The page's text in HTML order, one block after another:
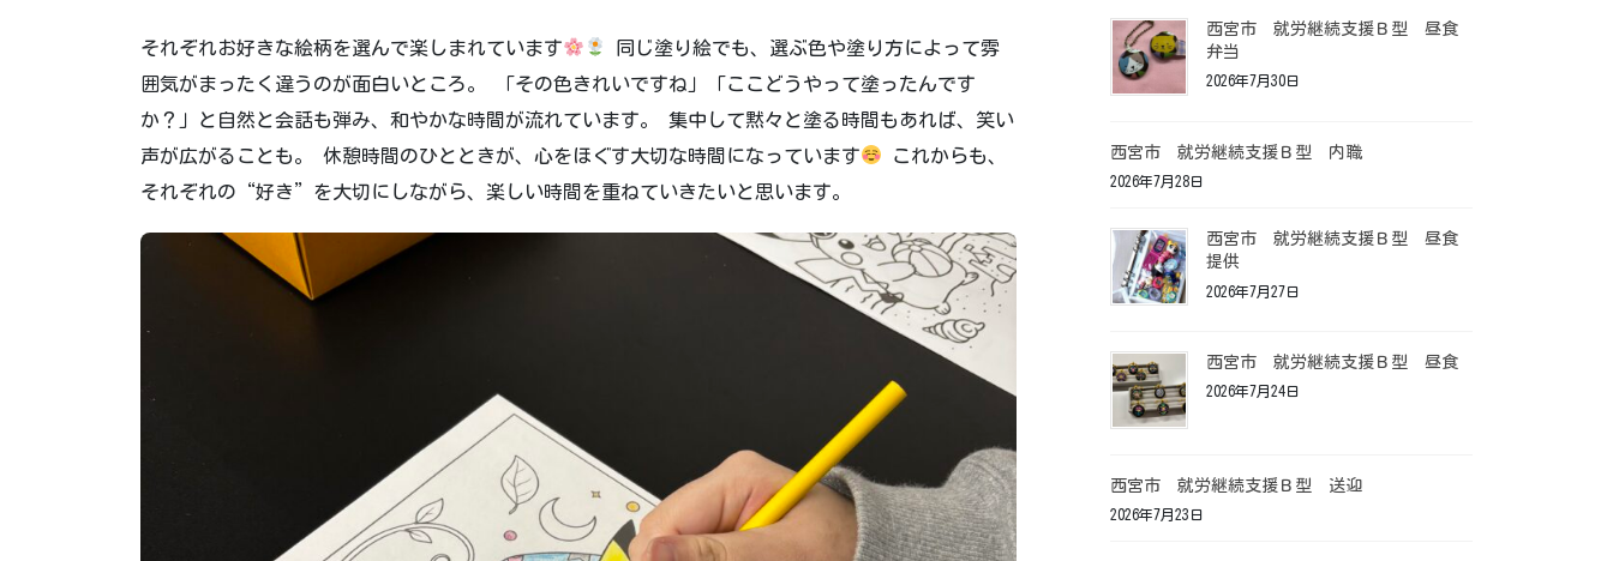
それぞれお好きな絵柄を選んで楽しまれています
同じ塗り絵でも、選ぶ色や塗り方によって雰
囲気がまったく違うのが面白いところ。 「その色きれいですね」「ここどうやって塗ったんです
か？」と自然と会話も弾み、和やかな時間が流れています。 集中して黙々と塗る時間もあれば、笑い
声が広がることも。 休憩時間のひとときが、心をほぐす大切な時間になっています
これからも、
それぞれの“好き”を大切にしながら、楽しい時間を重ねていきたいと思います。
西宮市 就労継続支援Ｂ型 昼食
弁当
2026年7月30日
西宮市 就労継続支援Ｂ型 内職
2026年7月28日
西宮市 就労継続支援Ｂ型 昼食
提供
2026年7月27日
西宮市 就労継続支援Ｂ型 昼食
2026年7月24日
西宮市 就労継続支援Ｂ型 送迎
2026年7月23日